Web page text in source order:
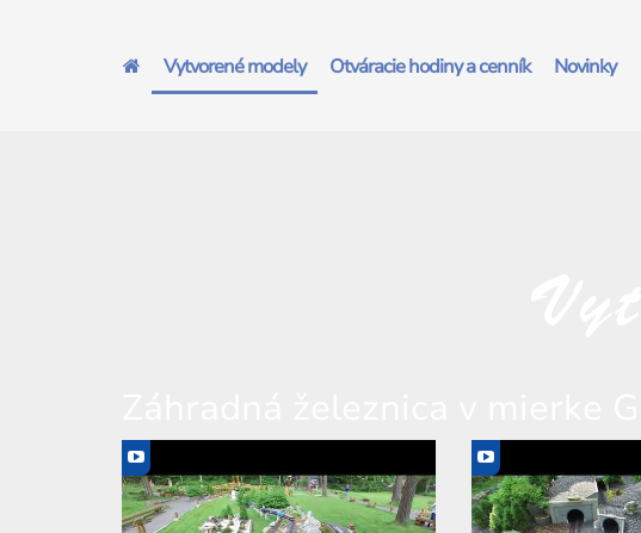
Vytvorené modely Otváracie hodiny a cenník Novinky